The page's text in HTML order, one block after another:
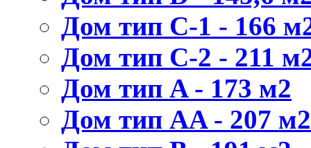
Дом тип С-1 - 166
Дом тип С-2 - 211
Дом тип A - 173 м2
Дом тип AA - 207 м2